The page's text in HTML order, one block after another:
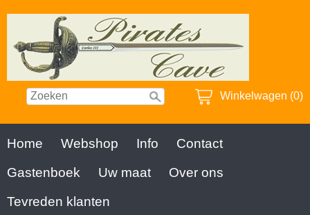
Winkelwagen (0)
Home Webshop Info
Contact
Gastenboek
Uw maat
Over ons
Tevreden klanten